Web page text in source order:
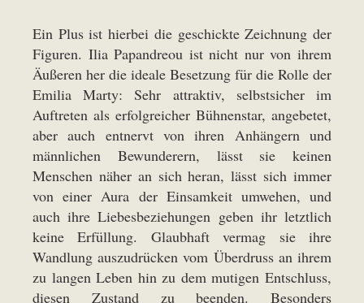
Ein Plus ist hierbei die geschickte Zeichnung der
Figuren. Ilia Papandreou ist nicht nur von ihrem
Äußeren her die ideale Besetzung für die Rolle der
Emilia Marty: Sehr attraktiv, selbstsicher im
Auftreten als erfolgreicher Bühnenstar, angebetet,
aber auch entnervt von ihren Anhängern und
männlichen Bewunderern, lässt sie keinen
Menschen näher an sich heran, lässt sich immer
von einer Aura der Einsamkeit umwehen, und
auch ihre Liebesbeziehungen geben ihr letztlich
keine Erfüllung. Glaubhaft vermag sie ihre
Wandlung auszudrücken vom Überdruss an ihrem
zu langen Leben hin zu dem mutigen Entschluss,
diesen Zustand zu beenden. Besonders